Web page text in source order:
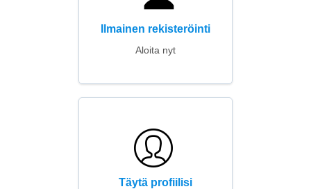
Ilmainen rekisteröinti
Aloita nyt
Täytä profiilisi